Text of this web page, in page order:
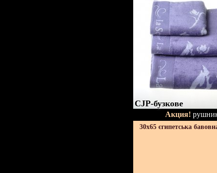
CJP-бузкове
Акция!
30х65 єгипетська